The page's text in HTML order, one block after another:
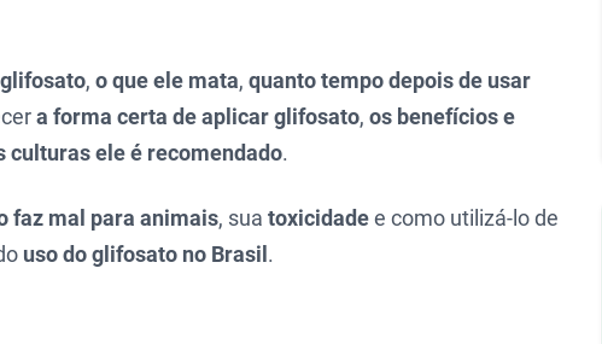
, o que ele mata, quanto tempo depois de usar
a forma certa de aplicar glifosato, os benefícios e
culturas ele é recomendado.
faz mal para animais, sua toxicidadee como utilizá-lo de
uso do glifosato no Brasil .